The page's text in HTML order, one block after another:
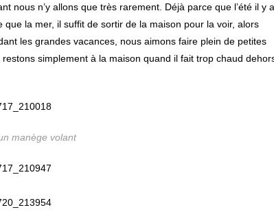
nous n’y allons que très rarement. Déjà parce que l’été il y a
la mer, il suffit de sortir de la maison pour la voir, alors
les grandes vacances, nous aimons faire plein de petites
simplement à la maison quand il fait trop chaud
manège volant